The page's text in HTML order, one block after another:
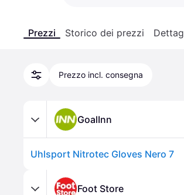
Prezzi Storico dei prezzi
Prezzo incl. consegna
GoalInn
Uhlsport Nitrotec Gloves Nero 7
Foot Store